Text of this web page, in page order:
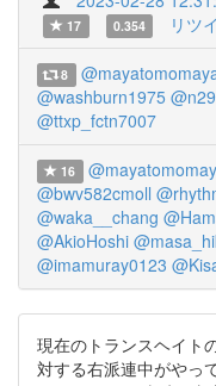
17
0.354 リツ
8
@washburn1975
@ttxp_fctn7007
16
@bwv582cmoll
@waka__chang
@AkioHoshi
@imamuray0123
現在のトランスヘイト
対する右派連中がやっ